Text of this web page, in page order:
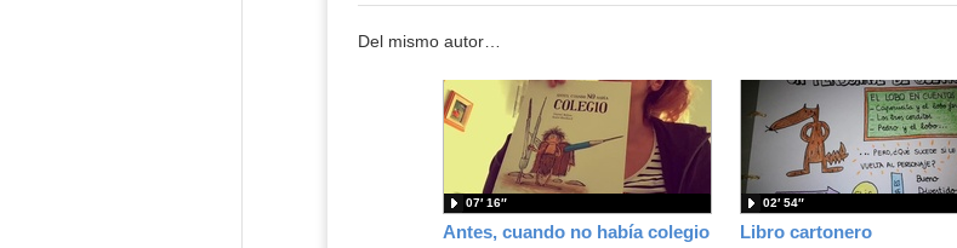
Del mismo autor…
Antes, cuando no había colegio
07′ 16″
Libro cartonero
02′ 54″